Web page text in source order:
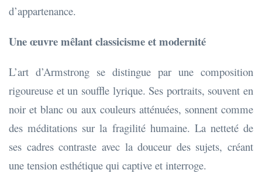
d’appartenance.
Une œuvre mêlant classicisme et modernité
L’art d’Armstrong se distingue par une composition
rigoureuse et un souffle lyrique. Ses portraits, souvent en
noir et blanc ou aux couleurs atténuées, sonnent comme
des méditations sur la fragilité humaine. La netteté de
ses cadres contraste avec la douceur des sujets, créant
une tension esthétique qui captive et interroge.